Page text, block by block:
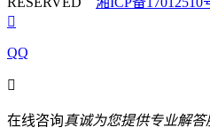

QQ

在线咨询真诚为您提供专业解答